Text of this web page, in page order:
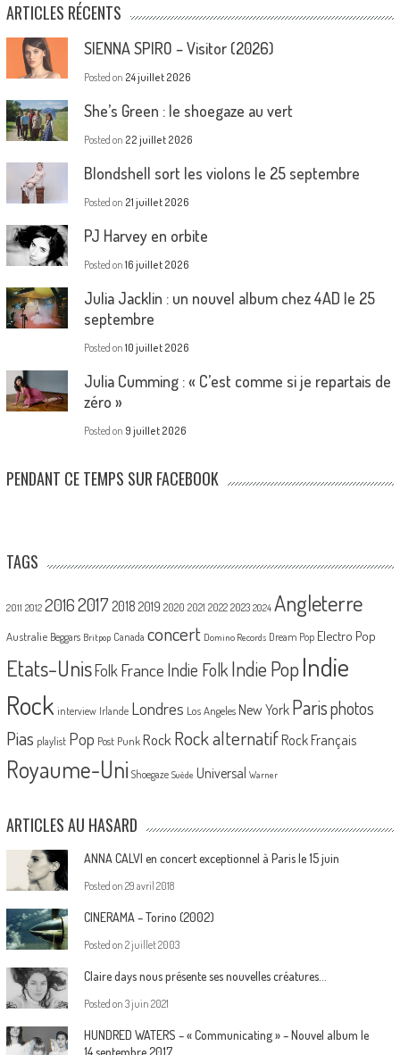
ARTICLES RÉCENTS
SIENNA SPIRO – Visitor (2026)
Posted on 24 juillet 2026
She’s Green : le shoegaze au vert
Posted on 22 juillet 2026
Blondshell sort les violons le 25 septembre
Posted on 21 juillet 2026
PJ Harvey en orbite
Posted on 16 juillet 2026
Julia Jacklin : un nouvel album chez 4AD le 25
septembre
Posted on 10 juillet 2026
Julia Cumming : « C’est comme si je repartais de
zéro »
Posted on 9 juillet 2026
PENDANT CE TEMPS SUR FACEBOOK
TAGS
2011 2012 20162017 2018 2019 2020 2021 2022 2023 2024 Angleterre
Australie Beggars Britpop Canada concert Domino Records Dream Pop Electro Pop
Etats-UnisFolk France Indie FolkIndie PopIndie
Rock interview Irlande Londres Los Angeles New York Parisphotos
Pias playlist Pop Post Punk Rock Rock alternatif Rock Français
Royaume-Uni Shoegaze Suède Universal Warner
ARTICLES AU HASARD
ANNA CALVI en concert exceptionnel à Paris le 15 juin
Posted on 29 avril 2018
CINERAMA – Torino (2002)
Posted on 2 juillet 2003
Claire days nous présente ses nouvelles créatures…
Posted on 3 juin 2021
HUNDRED WATERS – « Communicating » – Nouvel album le
14 septembre 2017